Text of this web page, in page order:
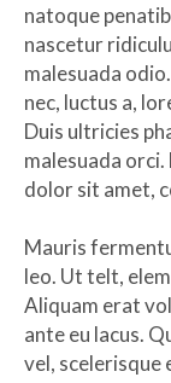
natoque
nascetur
malesuada
nec, luctus a,
Duis ultricies
malesuada
dolor sit amet,
Mauris
leo. Ut telt,
Aliquam erat
ante eu lacus.
vel, scelerisque